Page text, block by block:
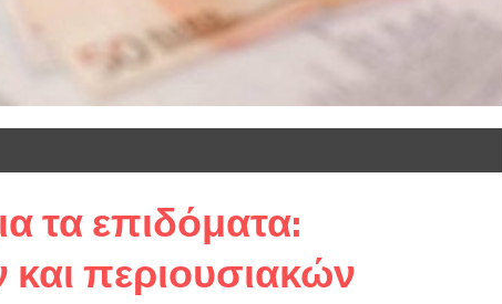
τα επιδόματα:
περιουσιακών